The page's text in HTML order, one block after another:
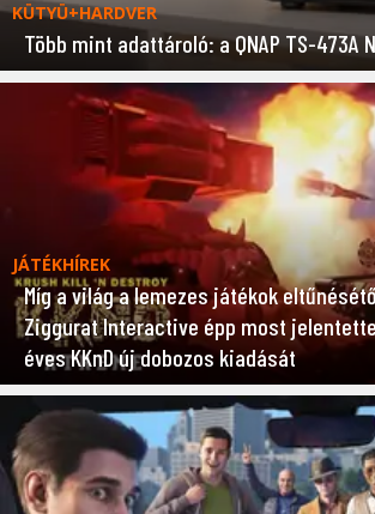
KÜTYÜ+HARDVER
Több mint adattároló: a QNAP TS-473A
JÁTÉKHÍREK
Míg a világ a lemezes játékok
Ziggurat Interactive épp most jelentette
éves KKnD új dobozos kiadását